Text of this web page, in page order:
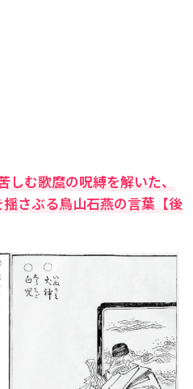
しむ歌麿の呪縛を解いた、
さぶる鳥山石燕の言葉【後